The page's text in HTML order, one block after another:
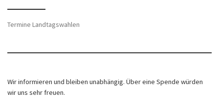
Termine Landtagswahlen
Wir informieren und bleiben unabhängig. Über eine Spende würden
wir uns sehr freuen.